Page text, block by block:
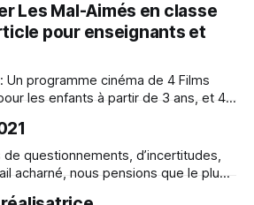
Film “Les Mal-Aimés” sorti au cinéma le 16.09.2020. Nous
Les Mal-Aimés en classe
pour enseignants et
les enfants à partir de 3 ans, et 4
& Murphy), de vers de terre,
loup (Lupin)
de questionnements, d’incertitudes,
acharné, nous pensions que le plus